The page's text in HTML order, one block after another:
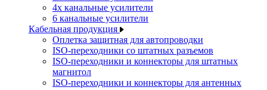
4х канальные усилители
6 канальные усилители
Кабельная продукция
Оплетка защитная для автопроводки
ISO-переходники со штатных разъемов
ISO-переходники и коннекторы для штатных
магнитол
ISO-переходники и коннекторы для антенных